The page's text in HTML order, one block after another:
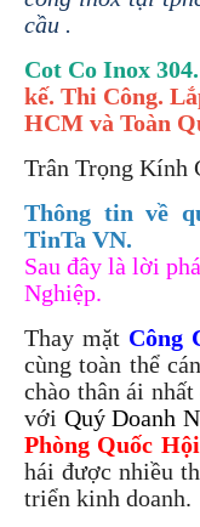
cầu .
Cot Co Inox 304.
kế. Thi Công.
HCM và Toàn
Trân Trọng Kính
Thông tin về
TinTa VN.
Sau đây là lời
Nghiệp.
Thay mặt Công
cùng toàn thể
chào thân ái nhất
với Quý Doanh
Phòng Quốc Hội
hái được nhiều
triển kinh doanh.